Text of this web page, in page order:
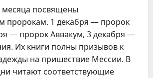
посвящены
пророкам. 1 декабря — пророк
— пророк Аввакум, 3 декабря —
Их книги полны призывов к
на пришествие Мессии. В
читают соответствующие